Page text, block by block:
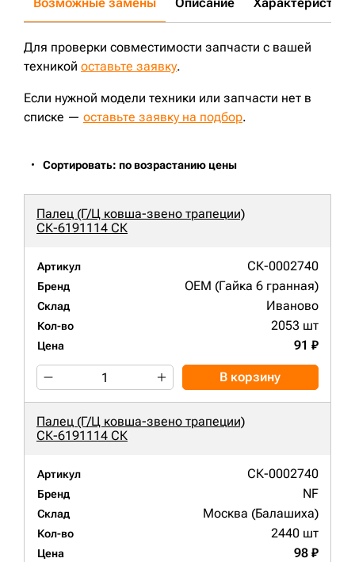
D85A-12;D85A-18;PD220Y-1; SD16L;SK250LC-6;
CAT324D;PC210LC-8;PC220LC-7;CX160;CX210B;CX225;
JS200L;JS200LC;JS200SC;JS220;JS220SC;JS260NLC;
CAT325BL;CAT325CL;CAT325L;CAT325C;JS330NLC;
JS300LC;JS300;R250LC-9;D65PX-12;
EC210LC;CAT325BLN;
JS210LC;PC180LC;PC210LC-7;DX210W;S220LC-V;
D65EX-16;
R210LC-3;
R220LC-9;R250LC-3;CX180;850J;PR724LGP;
Для проверки совместимости запчасти с вашей
техникой оставьте заявку.
Если нужной модели техники или запчасти нет в
списке — оставьте заявку на подбор.
Сортировать: по возрастанию цены
Палец (Г/Ц ковша-звено трапеции)
СК-6191114 СК
Артикул СК-0002740
Бренд OEM (Гайка 6 гранная)
Склад Иваново
Кол-во 2053 шт
Цена 91 ₽
В корзину
Палец (Г/Ц ковша-звено трапеции)
СК-6191114 СК
Артикул СК-0002740
Бренд NF
Склад Москва (Балашиха)
Кол-во 2440 шт
Цена 98 ₽